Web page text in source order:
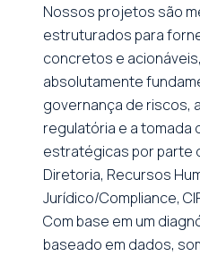
Nossos projetos são
estruturados para
concretos e
absolutamente
governança de riscos,
regulatória e a tomada
estratégicas por parte
Diretoria, Recursos
Jurídico/Compliance,
Com base em um
baseado em dados,